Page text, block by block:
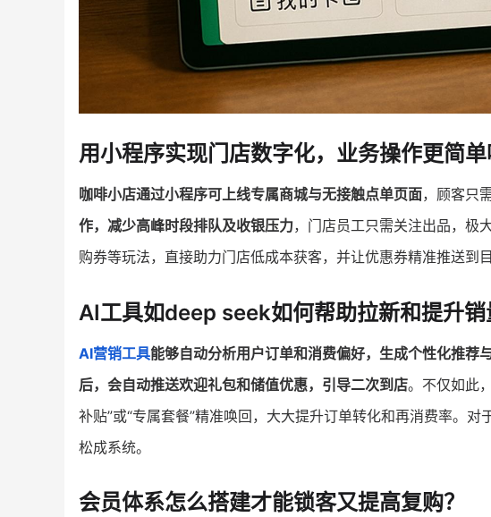
用小程序实现门店数字化，业务操作更简单
咖啡小店通过小程序可上线专属商城与无接触点单页面，顾客只
作，减少高峰时段排队及收银压力，门店员工只需关注出品，极
购券等玩法，直接助力门店低成本获客，并让优惠券精准推送到目
AI工具如deep seek如何帮助拉新和提升销
AI营销工具能够自动分析用户订单和消费偏好，生成个性化推荐
后，会自动推送欢迎礼包和储值优惠，引导二次到店。不仅如此
补贴”或“专属套餐”精准唤回，大大提升订单转化和再消费率。
松成系统。
会员体系怎么搭建才能锁客又提高复购？